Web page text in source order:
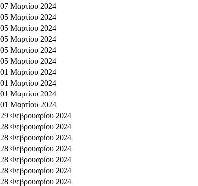
07 Μαρτίου 2024
05 Μαρτίου 2024
05 Μαρτίου 2024
05 Μαρτίου 2024
05 Μαρτίου 2024
05 Μαρτίου 2024
01 Μαρτίου 2024
01 Μαρτίου 2024
01 Μαρτίου 2024
01 Μαρτίου 2024
29 Φεβρουαρίου 2024
28 Φεβρουαρίου 2024
28 Φεβρουαρίου 2024
28 Φεβρουαρίου 2024
28 Φεβρουαρίου 2024
28 Φεβρουαρίου 2024
28 Φεβρουαρίου 2024